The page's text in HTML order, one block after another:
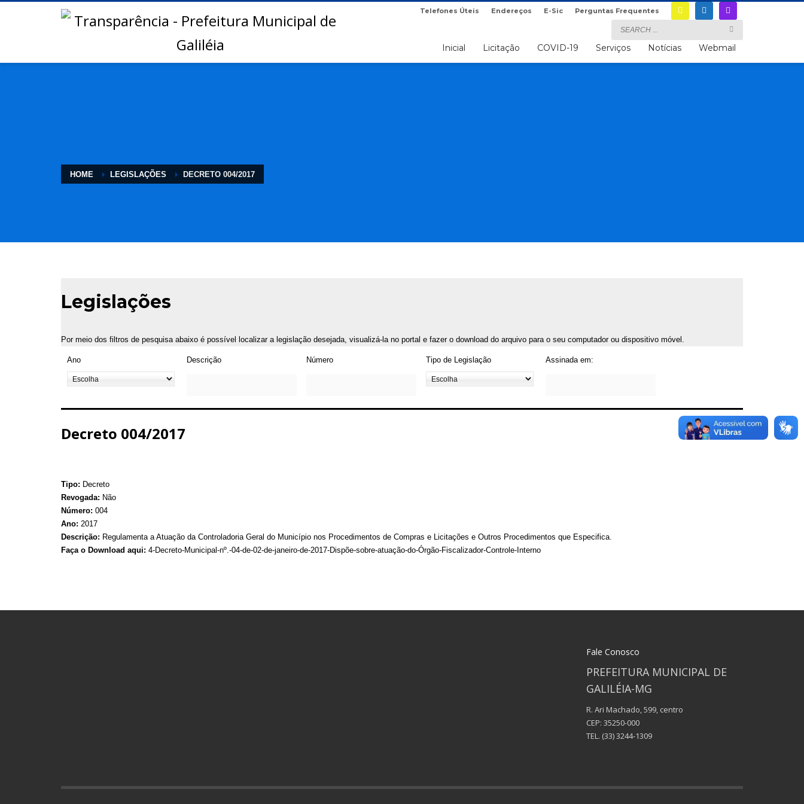
Telefones Úteis Endereços E-Sic Perguntas Frequentes
Inicial Licitação COVID-19 Serviços Notícias Webmail
HOME LEGISLAÇÕES DECRETO 004/2017
Legislações
Por meio dos filtros de pesquisa abaixo é possível localizar a legislação desejada, visualizá-la no portal e fazer o download do arquivo para o seu computador ou dispositivo móvel.
Ano Descrição Número Tipo de Legislação Assinada em:
Decreto 004/2017
Tipo: Decreto
Revogada: Não
Número: 004
Ano: 2017
Descrição: Regulamenta a Atuação da Controladoria Geral do Município nos Procedimentos de Compras e Licitações e Outros Procedimentos que Especifica.
Faça o Download aqui: 4-Decreto-Municipal-nº.-04-de-02-de-janeiro-de-2017-Dispõe-sobre-atuação-do-Órgão-Fiscalizador-Controle-Interno
Fale Conosco
PREFEITURA MUNICIPAL DE
GALILÉIA-MG
R. Ari Machado, 599, centro
CEP: 35250-000
TEL. (33) 3244-1309